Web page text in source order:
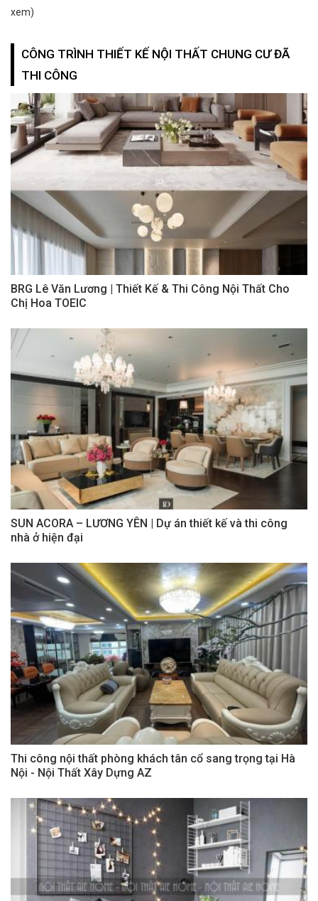
xem)
CÔNG TRÌNH THIẾT KẾ NỘI THẤT CHUNG CƯ ĐÃ
THI CÔNG
BRG Lê Văn Lương | Thiết Kế & Thi Công Nội Thất Cho
Chị Hoa TOEIC
SUN ACORA – LƯƠNG YÊN | Dự án thiết kế và thi công
nhà ở hiện đại
Thi công nội thất phòng khách tân cổ sang trọng tại Hà
Nội - Nội Thất Xây Dựng AZ